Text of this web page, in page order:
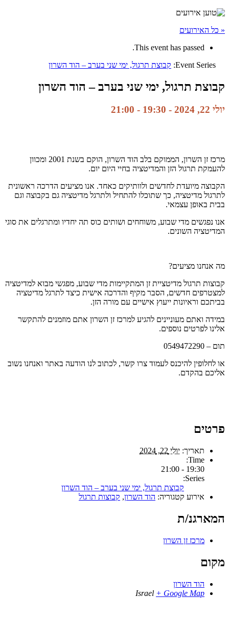
« כל האירועים
This event has passed.
Event Series: קבוצת תרגול, ימי שני בערב – הוד השרון
קבוצת תרגול, ימי שני בערב – הוד השרון
יולי 22, 2024 - 19:30 -
21:00
מרכז זן השרון, הממוקם בלב הוד השרון, הוקם בשנת 2001 ומכוון
להעמקת תרגול הזן והמדיטציה בחיי היום יום.
הקבוצה מיועדת לחדשים ולוותיקים כאחד. אנו מציעים הדרכה ראשונית
לתרגול מדיטציה, כך שתוכלו להתחיל ולתרגל מדיטציה גם בקבוצה וגם
בבית באופן עצמאי.
אנו נפגשים מדי שבוע, משוחחים ושותים כוס תה יחדיו ומתרגלים את סוגי
המדיטציה השונים.
מה אנחנו מציעים?
בביתכם וראיונות ייעוץ אישיים עם מורה הזן.
אלינו לפרטים נוספים.
תום – 0549472290
אליכם בהקדם.
פרטים
תאריך: יולי 22, 2024
Time:
19:30 - 21:00
Series:
קבוצת תרגול, ימי שני בערב – הוד השרון
אירוע קטגוריה: הוד השרון, קבוצות תרגול
המארגנ/ת
מרכז זן השרון
מקום
הוד השרון
Israel + Google Map